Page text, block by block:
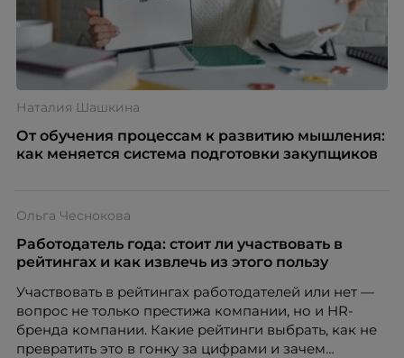
Наталия Шашкина
От обучения процессам к развитию мышления:
как меняется система подготовки закупщиков
Ольга Чеснокова
Работодатель года: стоит ли участвовать в
рейтингах и как извлечь из этого пользу
Участвовать в рейтингах работодателей или нет —
вопрос не только престижа компании, но и HR-
бренда компании. Какие рейтинги выбрать, как не
превратить это в гонку за цифрами и зачем